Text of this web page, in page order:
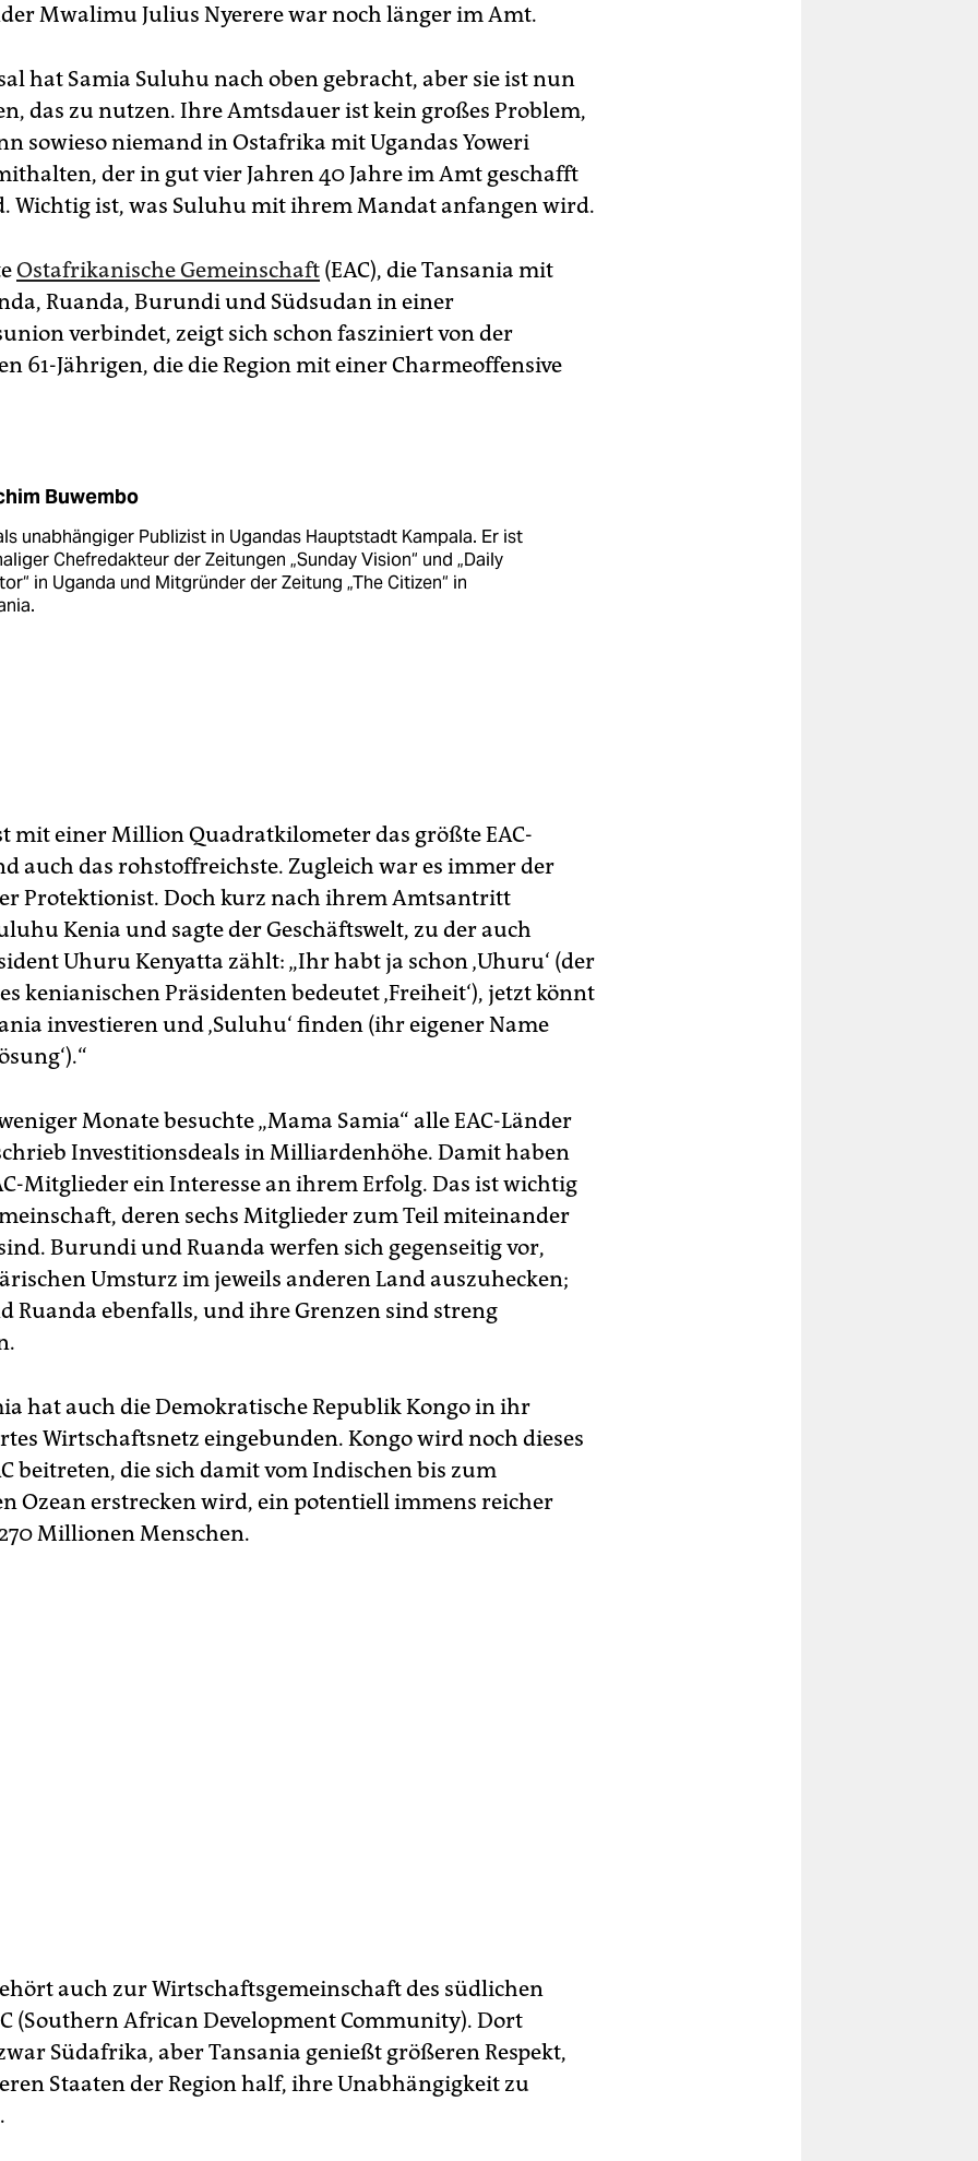
Mwalimu Julius Nyerere war noch länger im Amt.
hat Samia Suluhu nach oben gebracht, aber sie ist nun
das zu nutzen. Ihre Amtsdauer ist kein großes Problem,
sowieso niemand in Ostafrika mit Ugandas Yoweri
der in gut vier Jahren 40 Jahre im Amt geschafft
Wichtig ist, was Suluhu mit ihrem Mandat anfangen wird.
Ostafrikanische Gemeinschaft (EAC), die Tansania mit
Ruanda, Burundi und Südsudan in einer
verbindet, zeigt sich schon fasziniert von der
61-Jährigen, die die Region mit einer Charmeoffensive
Buwembo
unabhängiger Publizist in Ugandas Hauptstadt Kampala. Er ist
Chefredakteur der Zeitungen „Sunday Vision“ und „Daily
in Uganda und Mitgründer der Zeitung „The Citizen“ in
mit einer Million Quadratkilometer das größte EAC-
auch das rohstoffreichste. Zugleich war es immer der
Protektionist. Doch kurz nach ihrem Amtsantritt
Kenia und sagte der Geschäftswelt, zu der auch
Uhuru Kenyatta zählt: „Ihr habt ja schon ‚Uhuru‘ (der
kenianischen Präsidenten bedeutet ‚Freiheit‘), jetzt könnt
investieren und ‚Suluhu‘ finden (ihr eigener Name
Monate besuchte „Mama Samia“ alle EAC-Länder
Investitionsdeals in Milliardenhöhe. Damit haben
Mitglieder ein Interesse an ihrem Erfolg. Das ist wichtig
deren sechs Mitglieder zum Teil miteinander
Burundi und Ruanda werfen sich gegenseitig vor,
Umsturz im jeweils anderen Land auszuhecken;
Ruanda ebenfalls, und ihre Grenzen sind streng
hat auch die Demokratische Republik Kongo in ihr
Wirtschaftsnetz eingebunden. Kongo wird noch dieses
beitreten, die sich damit vom Indischen bis zum
Ozean erstrecken wird, ein potentiell immens reicher
Millionen Menschen.
auch zur Wirtschaftsgemeinschaft des südlichen
(Southern African Development Community). Dort
Südafrika, aber Tansania genießt größeren Respekt,
Staaten der Region half, ihre Unabhängigkeit zu